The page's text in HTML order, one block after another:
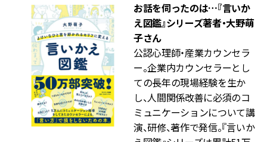
お話を伺ったのは…『言いか
え図鑑』シリーズ著者・大野萌
子さん
公認心理師・産業カウンセラ
ー。企業内カウンセラーとし
ての長年の現場経験を生か
し、人間関係改善に必須のコ
ミュニケーションについて講
演、研修、著作で発信。『言いか